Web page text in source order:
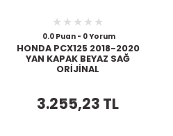
0.0 Puan - 0 Yorum
HONDA PCX125 2018-2020
YAN KAPAK BEYAZ SAĞ
ORİJİNAL
3.255,23 TL